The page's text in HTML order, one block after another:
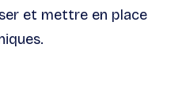
et mettre en place